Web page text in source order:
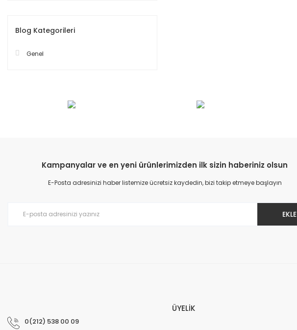
Blog Kategorileri
Genel
Kampanyalar ve en yeni ürünlerimizden ilk sizin haberiniz olsun
E-Posta adresinizi haber listemize ücretsiz kaydedin, bizi takip etmeye başlayın
EKLE
0(212) 538 00 09
ÜYELİK